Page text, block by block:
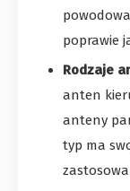
poprawie
Rodzaje
anten
anteny
typ ma